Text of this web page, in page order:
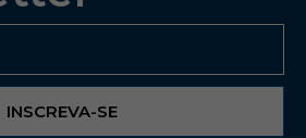
INSCREVA-SE